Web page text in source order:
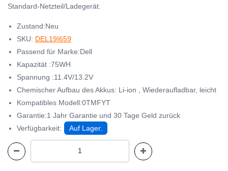
Standard-Netzteil/Ladegerät.
Zustand:Neu
SKU: DEL19I659
Passend für Marke:Dell
Kapazität :75WH
Spannung :11.4V/13.2V
Chemischer Aufbau des Akkus: Li-ion , Wiederaufladbar, leicht
Kompatibles Modell:0TMFYT
Garantie:1 Jahr Garantie und 30 Tage Geld zurück
Verfügbarkeit:
Auf Lager.